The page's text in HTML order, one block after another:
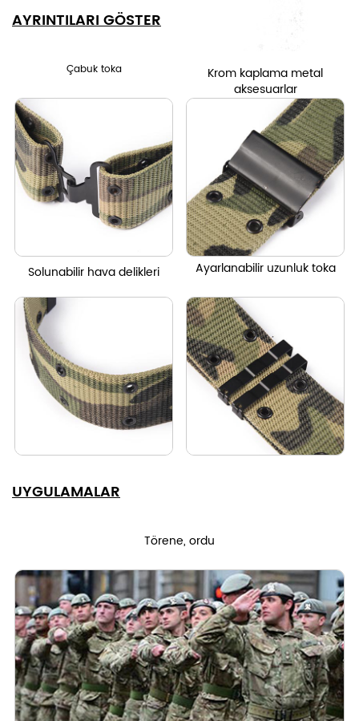
AYRINTILARI GÖSTER
Çabuk toka
Krom kaplama metal
aksesuarlar
Solunabilir hava delikleri Ayarlanabilir uzunluk toka
UYGULAMALAR
Törene, ordu